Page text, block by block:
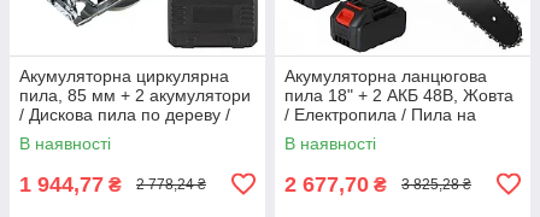
Акумуляторна циркулярна
пила, 85 мм + 2 акумулятори
/ Дискова пила по дереву /
Пила циркулярна ручна
В наявності
1 944,77 ₴ 2 778,24 ₴
Акумуляторна ланцюгова
пила 18" + 2 АКБ 48В, Жовта
/ Електропила / Пила на
акумуляторі / Електрична
пила для обрізання дерев
В наявності
2 677,70 ₴ 3 825,28 ₴